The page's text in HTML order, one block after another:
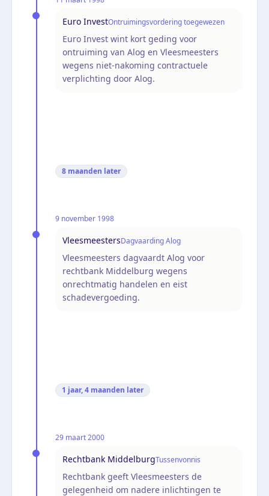
Euro InvestOntruimingsvordering toegewezen
Euro Invest wint kort geding voor
ontruiming van Alog en Vleesmeesters
wegens niet-nakoming contractuele
verplichting door Alog.
8 maanden later
9 november 1998
VleesmeestersDagvaarding Alog
Vleesmeesters dagvaardt Alog voor
rechtbank Middelburg wegens
onrechtmatig handelen en eist
schadevergoeding.
1 jaar, 4 maanden later
29 maart 2000
Rechtbank MiddelburgTussenvonnis
Rechtbank geeft Vleesmeesters de
gelegenheid om nadere inlichtingen te